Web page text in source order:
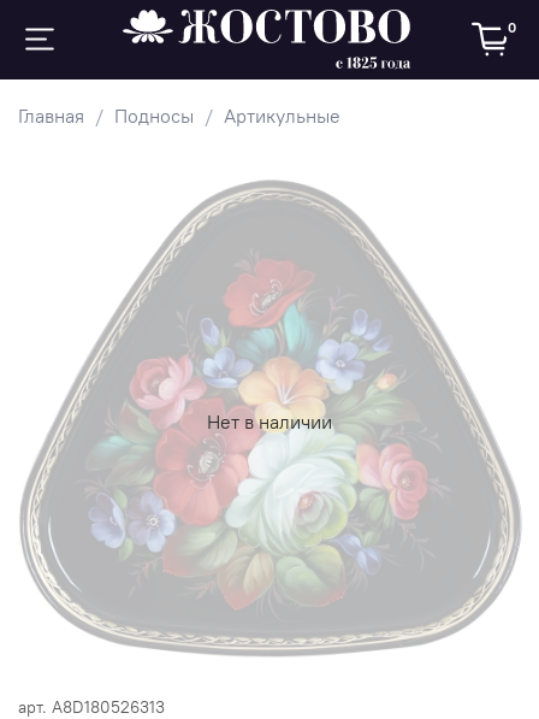
0
Главная Подносы Артикульные
Нет в наличии
арт. A8D180526313